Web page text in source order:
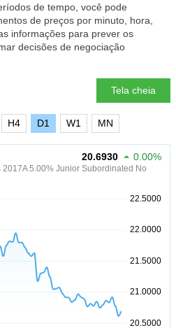
de tempo, você pode
de preços por minuto, hora,
informações para prever os
decisões de negociação
Tela cheia
H4 D1 W1 MN
5.00% Junior Subordinated No
20.6930 0.00%